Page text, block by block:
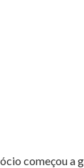
começou a